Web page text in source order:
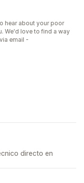
hear about your poor
We'd love to find a way
email -
directo en